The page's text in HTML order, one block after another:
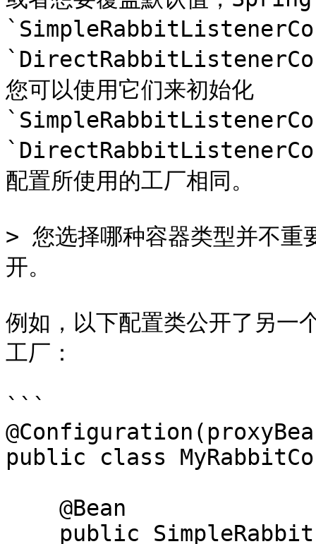
您可以使用它们来初始化
配置所使用的工厂相同。
> 您选择哪种容器类型并不
开。
例如，以下配置类公开了另
工厂：
```
public class